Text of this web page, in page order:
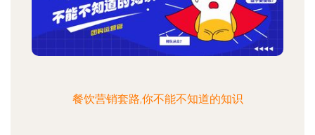
餐饮营销套路,你不能不知道的知识